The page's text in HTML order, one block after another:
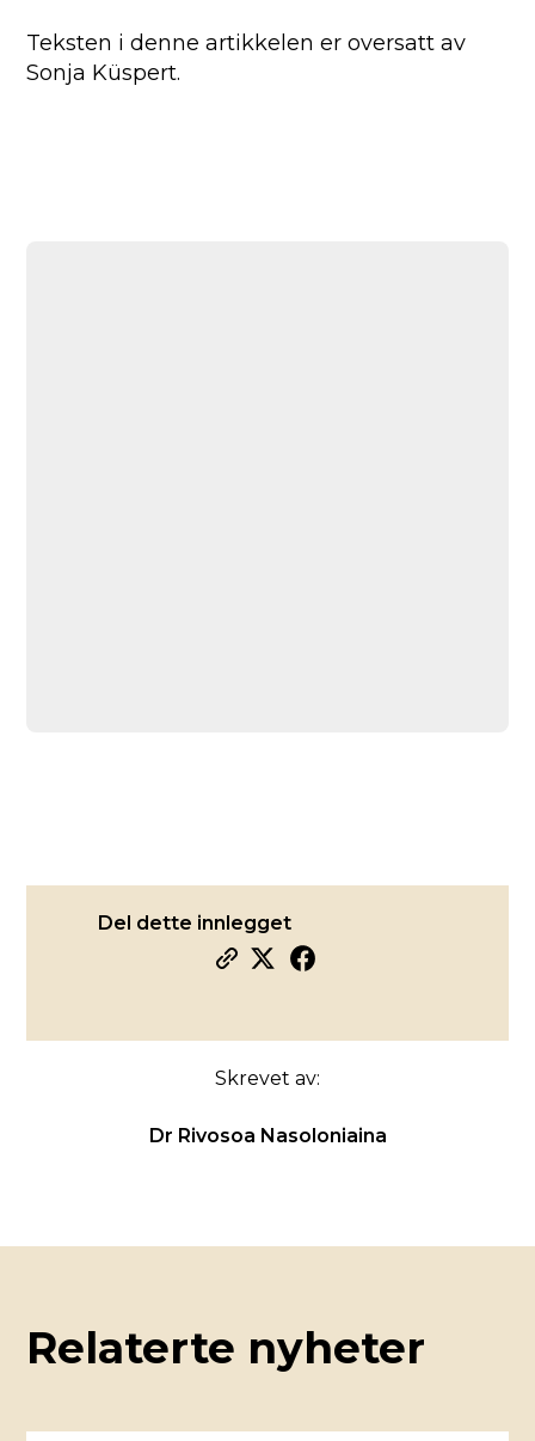
Teksten i denne artikkelen er oversatt av
Sonja Küspert.
Del dette innlegget
Skrevet av:
Dr Rivosoa Nasoloniaina
Relaterte nyheter